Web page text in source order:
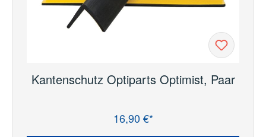
Kantenschutz Optiparts Optimist, Paar
16,90 €*